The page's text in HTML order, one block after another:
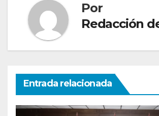
Por
Redacción
Entrada relacionada